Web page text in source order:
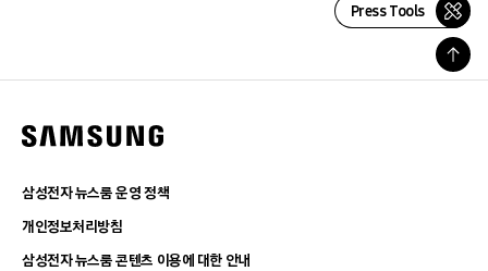
Press Tools
삼성전자 뉴스룸 운영 정책
개인정보처리방침
삼성전자 뉴스룸 콘텐츠 이용에 대한 안내